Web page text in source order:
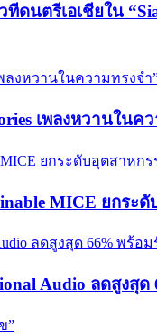
นตรีเอเชียใน
เพลงหวานในค
MICE ยกระ
Audio ลดสูงสุ